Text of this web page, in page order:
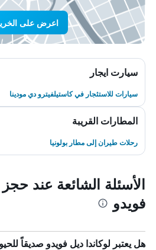
اعرض على
سيارت ايجار
سيارات للاستئجار في كاستيلفيترو دي مودينا
المطارات القريبة
رحلات طيران إلى مطار بولونيا
الأسئلة الشائعة عند حجز
فويدو
هل يعتبر لوكاندا ديل فويدو صديقاً